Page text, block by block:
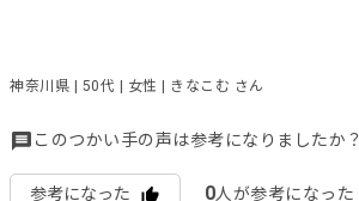
神奈川県 | 50代 | 女性 | きなこむ さん
このつかい手の声は参考になりましたか？
参考になった 0人が参考になった